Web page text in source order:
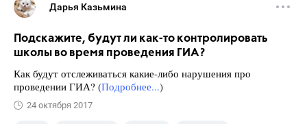
Дарья Казьмина
Подскажите, будут ли как-то контролировать
школы во время проведения ГИА?
Как будут отслеживаться какие-либо нарушения про
проведении ГИА? (Подробнее...)
24 октября 2017